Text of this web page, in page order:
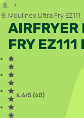
Moulinex Ultra Fry EZ111
AIRFRYER
FRY
4.4/5 (40)